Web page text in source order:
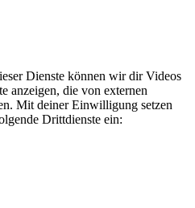
Dienste können wir dir Videos
anzeigen, die von externen
Mit deiner Einwilligung setzen
Drittdienste ein: